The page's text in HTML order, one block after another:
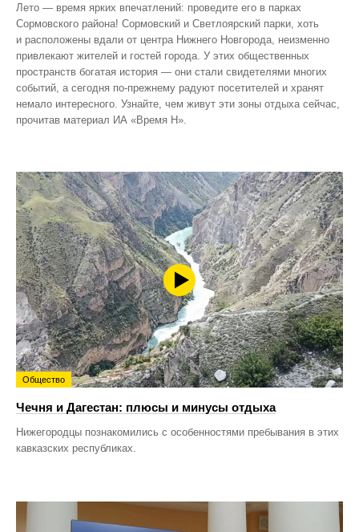
Лето — время ярких впечатлений: проведите его в парках
Сормовского района! Сормовский и Светлоярский парки, хоть
и расположены вдали от центра Нижнего Новгорода, неизменно
привлекают жителей и гостей города. У этих общественных
пространств богатая история — они стали свидетелями многих
событий, а сегодня по‑прежнему радуют посетителей и хранят
немало интересного. Узнайте, чем живут эти зоны отдыха сейчас,
прочитав материал ИА «Время Н».
Общество
Чечня и Дагестан: плюсы и минусы отдыха
Нижегородцы познакомились с особенностями пребывания в этих
кавказских республиках.